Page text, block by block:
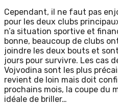
Cependant, il ne faut pas
pour les deux clubs
n’a situation sportive et
bonne, beaucoup de clubs
joindre les deux bouts et
jours pour survivre. Les cas
Vojvodina sont les plus
revient de loin mais doit
prochains mois, la coupe du
idéale de briller…